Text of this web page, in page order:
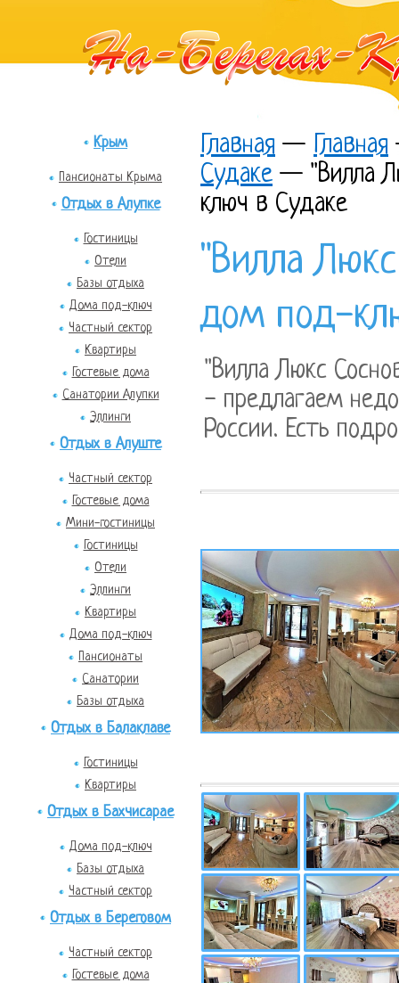
Крым
Пансионаты Крыма
Отдых в Алупке
Гостиницы
Отели
Базы отдыха
Дома под-ключ
Частный сектор
Квартиры
Гостевые дома
Санатории Алупки
Эллинги
Отдых в Алуште
Частный сектор
Гостевые дома
Мини-гостиницы
Гостиницы
Отели
Эллинги
Квартиры
Дома под-ключ
Пансионаты
Санатории
Базы отдыха
Отдых в Балаклаве
Гостиницы
Квартиры
Отдых в Бахчисарае
Дома под-ключ
Базы отдыха
Частный сектор
Отдых в Береговом
Частный сектор
Гостевые дома
Главная — Главная
Судаке — "Вилла
ключ в Судаке
"Вилла
дом под-
"Вилла Люкс
- предлагаем
России. Есть